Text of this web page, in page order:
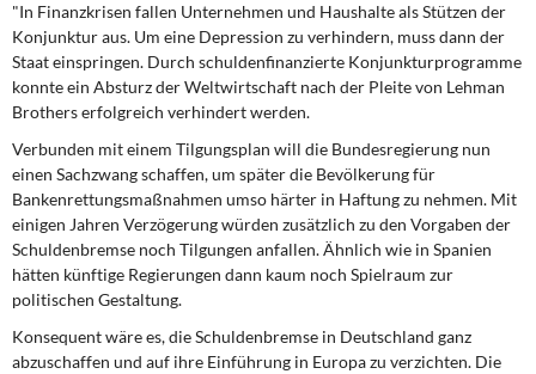
Rosa-Luxemburg-Stiftung
Über mich
Kontakt
"In Finanzkrisen fallen Unternehmen und Haushalte als Stützen der
Konjunktur aus. Um eine Depression zu verhindern, muss dann der
Staat einspringen. Durch schuldenfinanzierte Konjunkturprogramme
konnte ein Absturz der Weltwirtschaft nach der Pleite von Lehman
Brothers erfolgreich verhindert werden.
Verbunden mit einem Tilgungsplan will die Bundesregierung nun
einen Sachzwang schaffen, um später die Bevölkerung für
Bankenrettungsmaßnahmen umso härter in Haftung zu nehmen. Mit
einigen Jahren Verzögerung würden zusätzlich zu den Vorgaben der
Schuldenbremse noch Tilgungen anfallen. Ähnlich wie in Spanien
hätten künftige Regierungen dann kaum noch Spielraum zur
politischen Gestaltung.
Konsequent wäre es, die Schuldenbremse in Deutschland ganz
abzuschaffen und auf ihre Einführung in Europa zu verzichten. Die